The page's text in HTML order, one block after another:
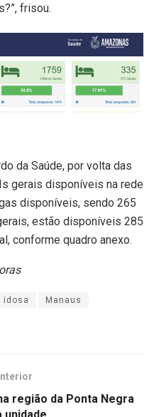
frisou.
da Saúde, por volta das
gerais disponíveis na rede
disponíveis, sendo 265
estão disponíveis 285
conforme quadro anexo.
idosa Manaus
região da Ponta Negra